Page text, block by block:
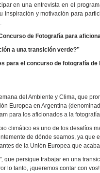
en una entrevista en el
inspiración y motivación para
de Fotografía para
a una transición verde?”
para el concurso de fotografía
del Ambiente y Clima, que
Europea en Argentina
para los aficionados a la
climático es uno de los desafíos
de dónde seamos, ya que
de la Unión Europea que
que persigue trabajar en una
lo tanto, ¡queremos contar con vos!